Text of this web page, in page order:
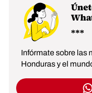
Infórmate sobre las
Honduras y el